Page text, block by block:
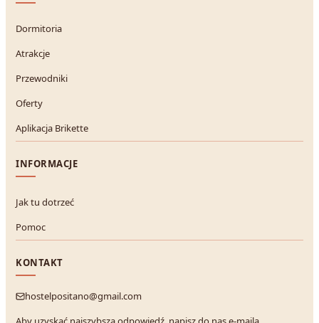
Dormitoria
Atrakcje
Przewodniki
Oferty
Aplikacja Brikette
INFORMACJE
Jak tu dotrzeć
Pomoc
KONTAKT
hostelpositano@gmail.com